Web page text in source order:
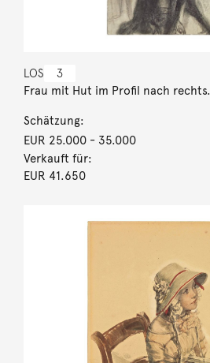
LOS 3
Frau mit Hut im Profil nach rechts.
Schätzung:
EUR 25.000- 35.000
Verkauft für:
EUR 41.650